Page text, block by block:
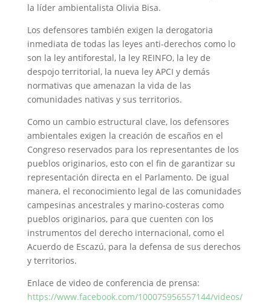
la líder ambientalista Olivia Bisa.
Los defensores también exigen la derogatoria
inmediata de todas las leyes anti-derechos como lo
son la ley antiforestal, la ley REINFO, la ley de
despojo territorial, la nueva ley APCI y demás
normativas que amenazan la vida de las
comunidades nativas y sus territorios.
Como un cambio estructural clave, los defensores
ambientales exigen la creación de escaños en el
Congreso reservados para los representantes de los
pueblos originarios, esto con el fin de garantizar su
representación directa en el Parlamento. De igual
manera, el reconocimiento legal de las comunidades
campesinas ancestrales y marino-costeras como
pueblos originarios, para que cuenten con los
instrumentos del derecho internacional, como el
Acuerdo de Escazú, para la defensa de sus derechos
y territorios.
Enlace de video de conferencia de prensa:
https://www.facebook.com/100075956557144/videos/